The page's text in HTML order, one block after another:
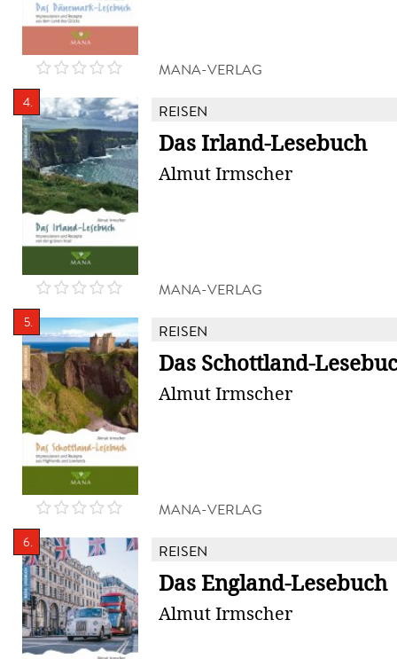
MANA-VERLAG
4. REISEN
Das Irland-Lesebuch
Almut Irmscher
MANA-VERLAG
5. REISEN
Das Schottland-
Almut Irmscher
MANA-VERLAG
6. REISEN
Das England-Lesebuch
Almut Irmscher